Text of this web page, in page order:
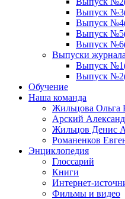
Выпуск
Выпуск
Выпуск
Выпуск
Выпуски
Выпуск
Выпуск
Обучение
Наша команда
Жильцова Ольга
Арский
Жильцов Денис
Романенков
Энциклопедия
Глоссарий
Книги
Интернет-
Фильмы и видео